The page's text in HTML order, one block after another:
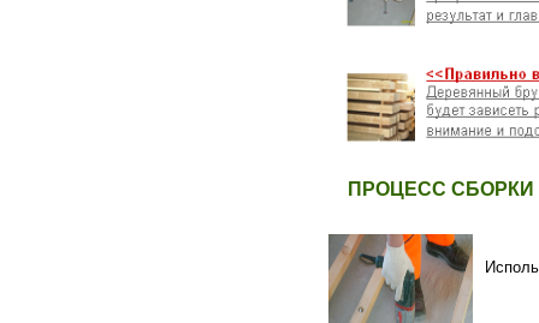
ПРОЦЕСС